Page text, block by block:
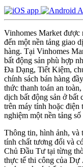
Vinhomes Market được
đến một nền tảng giao
hàng. Tại Vinhomes
bất động sản phù hợp
Đa Dạng, Tiết Kiệm,
chính sách bán hàng
thức thanh toán an
dịch bất động sản ở bất
trên máy tính hoặc
nghiệm một nền tảng
Thông tin, hình ảnh, và
tính chất tương đối và
Chủ Đầu Tư tại từng
thực tế thi công của